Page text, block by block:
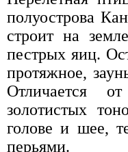
полуострова
строит на
пестрых яиц.
протяжное,
Отличается
золотистых
голове и шее,
перьями.